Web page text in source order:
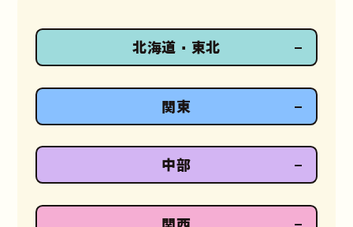
北海道・東北
関東
中部
関西